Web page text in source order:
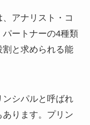
アナリスト・コ
ートナーの4種類
と求められる能
シパルと呼ばれ
ります。プリン